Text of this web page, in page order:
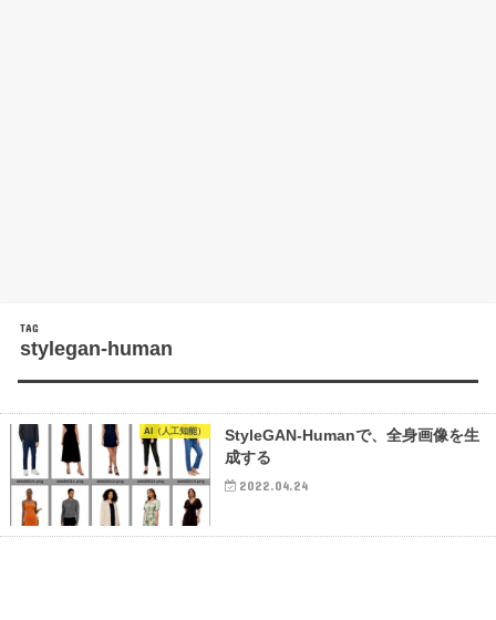
TAG
stylegan-human
AI（人工知能）
StyleGAN-Humanで、全身画像を生
成する
2022.04.24